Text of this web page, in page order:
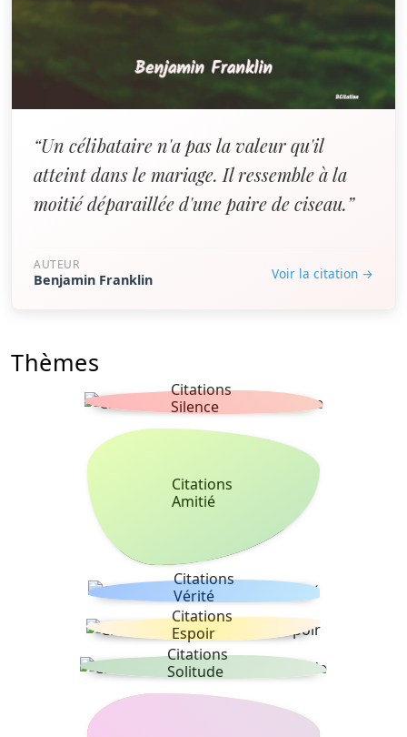
“Un célibataire n'a pas la valeur qu'il
atteint dans le mariage. Il ressemble à la
moitié déparaillée d'une paire de ciseau.”
AUTEUR
Benjamin Franklin Voir la citation →
Thèmes
Citations
Silence
Citations
Amitié
Citations
Vérité
Citations
Espoir
Citations
Solitude